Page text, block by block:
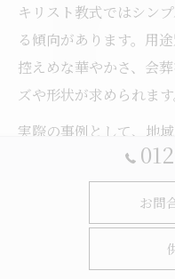
キリスト教式ではシン
る傾向があります。用
控えめな華やかさ、会
ズや形状が求められます
実際の事例として、地
宗教的なシンボルを印
さいたま市児玉郡上里
かな要望に対応できる
とに見本を提示しなが
お問